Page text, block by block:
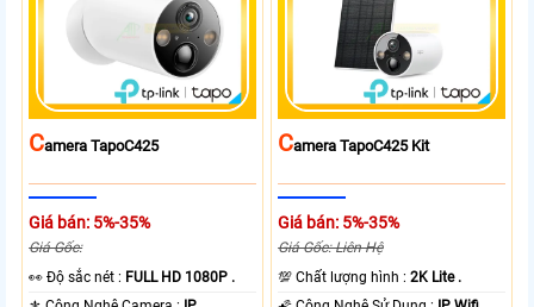
CAmera TapoC425
Giá bán: 5%-35%
Giá Gốc:
️👀 Độ sắc nét : FULL HD 1080P .
CAmera TapoC425 Kit
Giá bán: 5%-35%
Giá Gốc: Liên Hệ
💯 Chất lượng hình :2K Lite .